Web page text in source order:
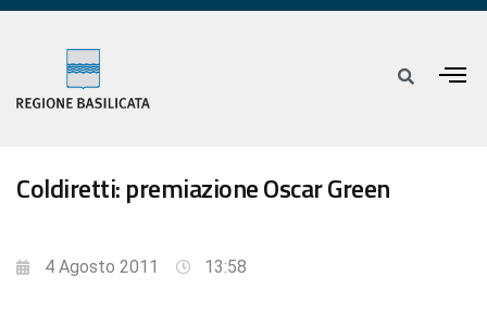
Coldiretti: premiazione Oscar Green
4 Agosto 2011 13:58